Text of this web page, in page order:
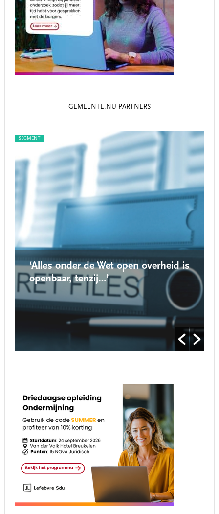
GEMEENTE.NU PARTNERS
SEGMENT
‘Alles onder de Wet open overheid is
openbaar, tenzij…’
SEGMENT